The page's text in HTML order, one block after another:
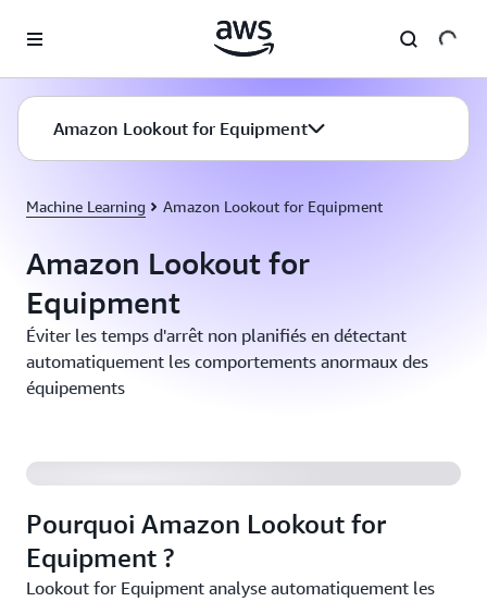
Amazon Lookout for Equipment
Machine Learning Amazon Lookout for Equipment
Amazon Lookout for
Equipment
Éviter les temps d'arrêt non planifiés en détectant
automatiquement les comportements anormaux des
équipements
Pourquoi Amazon Lookout for
Equipment ?
Lookout for Equipment analyse automatiquement les